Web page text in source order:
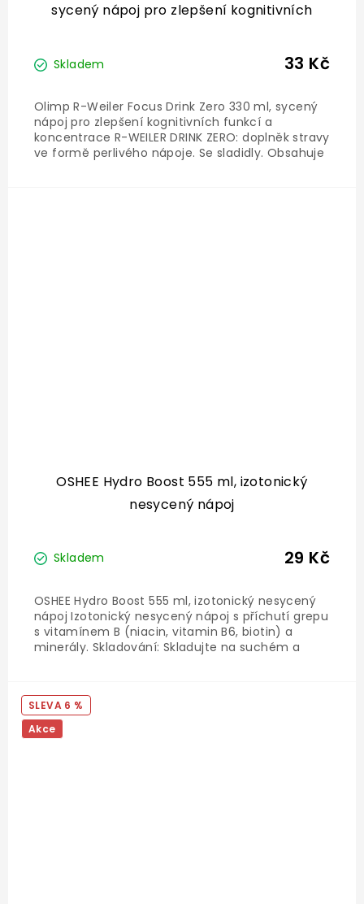
sycený nápoj pro zlepšení kognitivních
Skladem 33 Kč
Olimp R-Weiler Focus Drink Zero 330 ml, sycený
nápoj pro zlepšení kognitivních funkcí a
koncentrace R-WEILER DRINK ZERO: doplněk stravy
ve formě perlivého nápoje. Se sladidly. Obsahuje
OSHEE Hydro Boost 555 ml, izotonický
nesycený nápoj
Skladem 29 Kč
OSHEE Hydro Boost 555 ml, izotonický nesycený
nápoj Izotonický nesycený nápoj s příchutí grepu
s vitamínem B (niacin, vitamin B6, biotin) a
minerály. Skladování: Skladujte na suchém a
ledničce a...
6 %
Akce